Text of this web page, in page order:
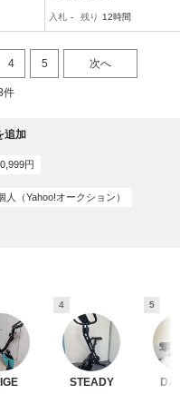
取り/
入札 - 残り 12時間
4 5 次へ
件
追加
円
人（Yahoo!オークション）
4
STEADY
5